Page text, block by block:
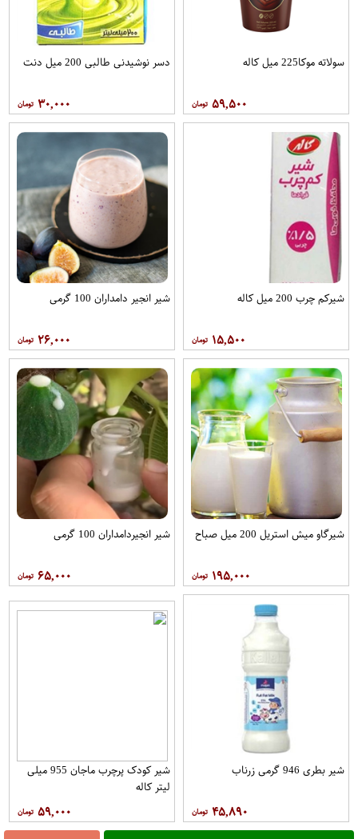
سولاته موکا225 میل کاله
۵۹,۵۰۰
دسر نوشیدنی طالبی 200 میل دنت
۳۰,۰۰۰
شیرکم چرب 200 میل کاله
۱۵,۵۰۰
شیر انجیر دامداران 100 گرمی
۲۶,۰۰۰
شیرگاو میش استریل 200 میل صباح
۱۹۵,۰۰۰
شیر انجیردامداران 100 گرمی
۶۵,۰۰۰
شیر بطری 946 گرمی زرناب
۴۵,۸۹۰
شیر کودک پرچرب ماجان 955 میلی
لیتر کاله
۵۹,۰۰۰